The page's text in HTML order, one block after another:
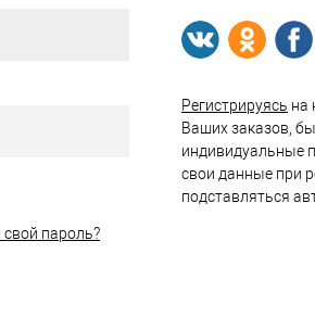
пароль?
Регистрируясь на
Ваших заказов,
индивидуальные
свои данные при
подставляться